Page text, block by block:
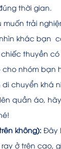
thời gian.
muốn trải
khác bạn
thuyền
nhóm bạn
di chuyển khá
quần áo,
không): Đây
ở trên cao,